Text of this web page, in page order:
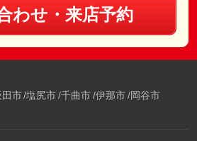
わせ・来店予約
市 塩尻市 千曲市 伊那市 岡谷市